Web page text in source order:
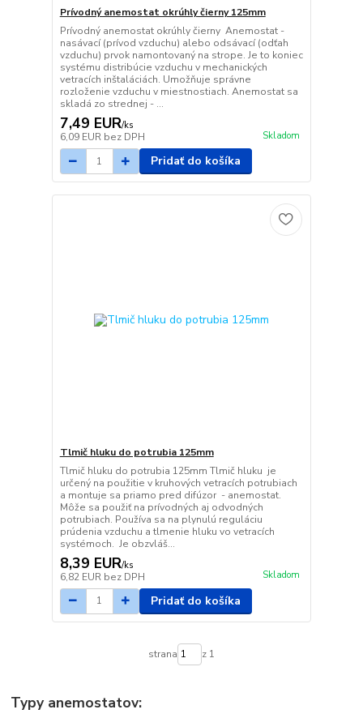
Prívodný anemostat okrúhly čierny 125mm
Prívodný anemostat okrúhly čierny Anemostat -
nasávací (prívod vzduchu) alebo odsávací (odťah
vzduchu) prvok namontovaný na strope. Je to koniec
systému distribúcie vzduchu v mechanických
vetracích inštaláciách. Umožňuje správne
rozloženie vzduchu v miestnostiach. Anemostat sa
skladá zo strednej - ...
7,49 EUR/ks
6,09 EUR bez DPH Skladom
Pridať do košíka
Tlmič hluku do potrubia 125mm
Tlmič hluku do potrubia 125mm Tlmič hluku je
určený na použitie v kruhových vetracích potrubiach
a montuje sa priamo pred difúzor - anemostat.
Môže sa použiť na prívodných aj odvodných
potrubiach. Používa sa na plynulú reguláciu
prúdenia vzduchu a tlmenie hluku vo vetracích
systémoch. Je obzvláš...
8,39 EUR/ks
6,82 EUR bez DPH Skladom
Pridať do košíka
strana z 1
Typy anemostatov: